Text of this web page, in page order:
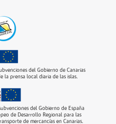
del Gobierno de Canarias
la prensa local diaria de las islas.
del Gobierno de España
de Desarrollo Regional para las
de mercancías en Canarias.